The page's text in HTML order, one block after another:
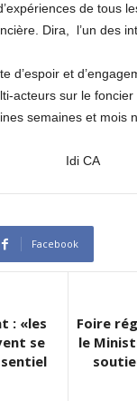
de tous
Dira, l’un des
d’espoir et
acteurs sur le foncier
semaines et
Facebook
: «les
se
Foire
le